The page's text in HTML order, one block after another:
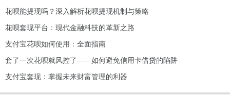
花呗能提现吗？深入解析花呗提现机制与策略
花呗套现平台：现代金融科技的革新之路
支付宝花呗如何使用：全面指南
套了一次花呗就风控了——如何避免信用卡借贷的陷阱
支付宝套现：掌握未来财富管理的利器